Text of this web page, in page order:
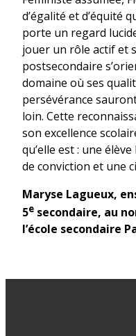
d’égalité et d’équité
porte un regard
jouer un rôle actif et
postsecondaire
domaine où ses
persévérance
loin. Cette
son excellence
qu’elle est : une
de conviction et une
Maryse Lagueux,
5e secondaire, au
l’école secondaire